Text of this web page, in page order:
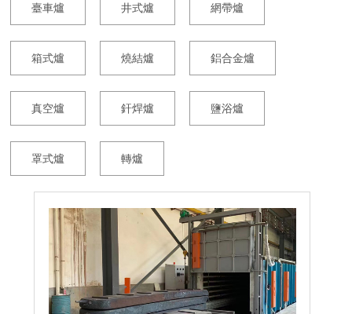
臺車爐 井式爐 網帶爐
箱式爐 燒結爐 鋁合金爐
真空爐 釬焊爐 鹽浴爐
罩式爐 轉爐